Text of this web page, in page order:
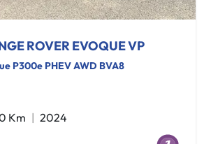
ROVER EVOQUE VP
P300e PHEV AWD BVA8
Km
2024